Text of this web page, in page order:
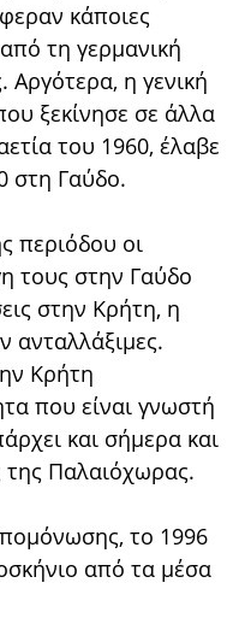
κάποιες
τη γερμανική
η γενική
ξεκίνησε σε άλλα
του 1960, έλαβε
στη Γαύδο.
περιόδου οι
τους στην Γαύδο
στην Κρήτη, η
ανταλλάξιμες.
Κρήτη
που είναι γνωστή
και σήμερα και
της Παλαιόχωρας.
το 1996
από τα μέσα